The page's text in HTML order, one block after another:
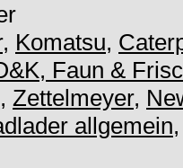
, Komatsu,
Faun &
, Zettelmeyer,
allgemein,